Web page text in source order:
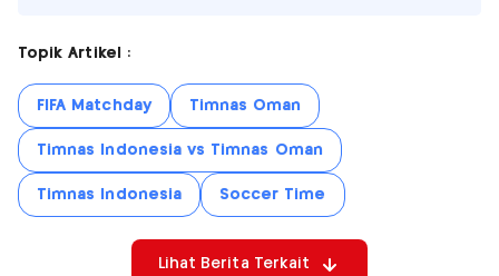
Topik Artikel :
FIFA Matchday Timnas Oman
Timnas Indonesia vs Timnas Oman
Timnas Indonesia Soccer Time
Lihat Berita Terkait